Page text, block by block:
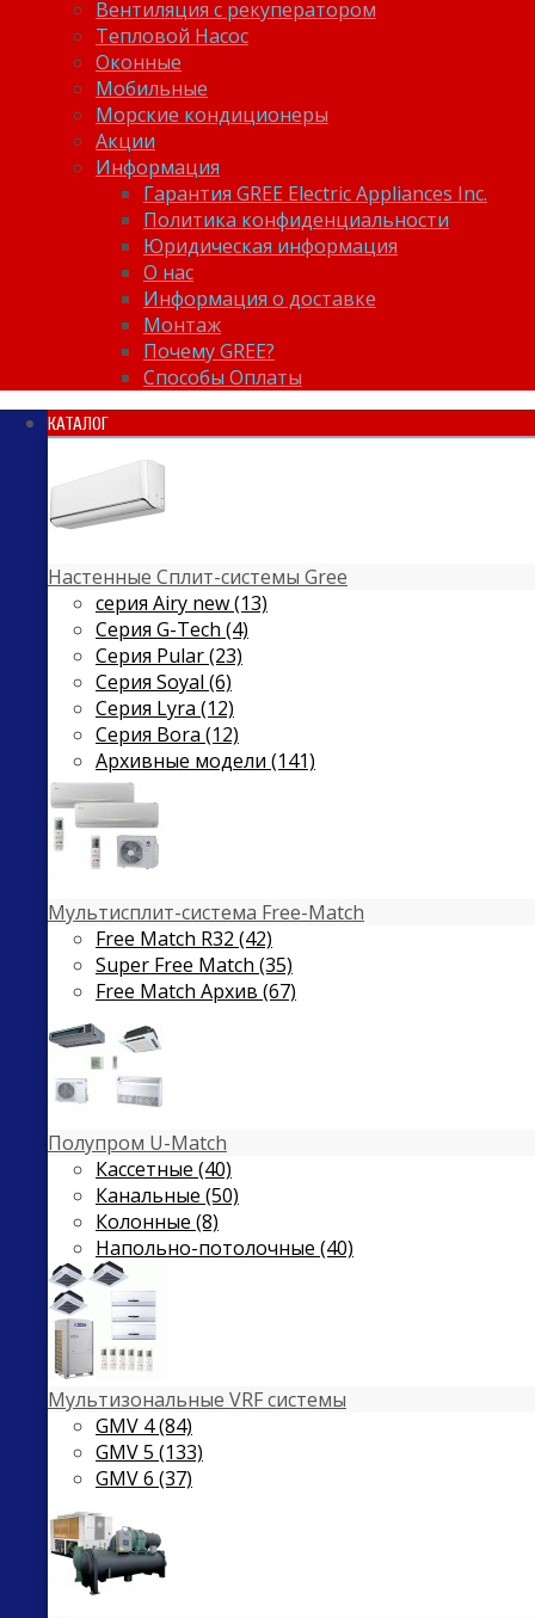
Вентиляция с рекуператором
Тепловой Насос
Оконные
Мобильные
Морские кондиционеры
Акции
Информация
Гарантия GREE Electric Appliances Inc.
Политика конфиденциальности
Юридическая информация
О нас
Информация о доставке
Монтаж
Почему GREE?
Способы Оплаты
КАТАЛОГ
Настенные Сплит-системы Gree
серия Airy new (13)
Серия G-Tech (4)
Серия Pular (23)
Cерия Soyal (6)
Серия Lyra (12)
Серия Bora (12)
Архивные модели (141)
Мультисплит-система Free-Match
Free Match R32 (42)
Super Free Match (35)
Free Match Архив (67)
Полупром U-Match
Кассетные (40)
Канальные (50)
Колонные (8)
Напольно-потолочные (40)
Мультизональные VRF системы
GMV 4 (84)
GMV 5 (133)
GMV 6 (37)